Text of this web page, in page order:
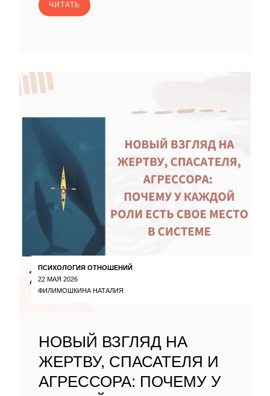
ЧИТАТЬ
ПСИХОЛОГИЯ ОТНОШЕНИЙ
22 МАЯ 2026
ФИЛИМОШКИНА НАТАЛИЯ
НОВЫЙ ВЗГЛЯД НА
ЖЕРТВУ, СПАСАТЕЛЯ И
АГРЕССОРА: ПОЧЕМУ У